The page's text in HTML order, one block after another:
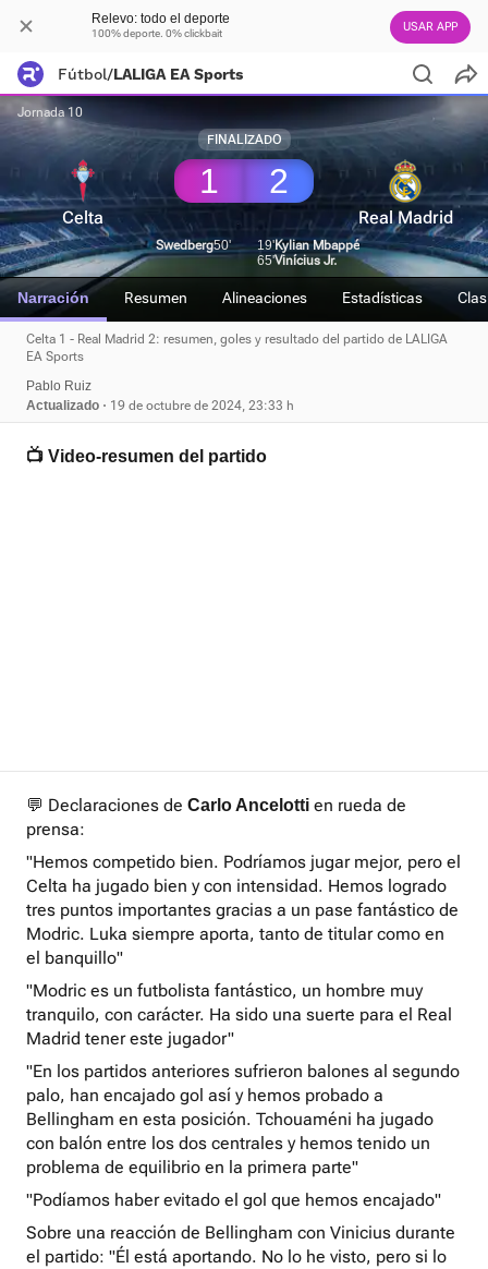
Relevo: todo el deporte
100% deporte. 0% clickbait USAR APP
Fútbol/LALIGA EA Sports
Jornada 10
FINALIZADO
Celta
1 2
Real Madrid
Swedberg50' 19'Kylian Mbappé
65'Vinícius Jr.
Narración Resumen Alineaciones Estadísticas
Celta 1 - Real Madrid 2: resumen, goles y resultado del partido de LALIGA
EA Sports
Pablo Ruiz
Actualizado
19 de octubre de 2024, 23:33 h
📺 Video-resumen del partido
💬 Declaraciones de Carlo Ancelotti en rueda de
prensa:
"Hemos competido bien. Podríamos jugar mejor, pero el
Celta ha jugado bien y con intensidad. Hemos logrado
tres puntos importantes gracias a un pase fantástico de
Modric. Luka siempre aporta, tanto de titular como en
el banquillo"
"Modric es un futbolista fantástico, un hombre muy
tranquilo, con carácter. Ha sido una suerte para el Real
Madrid tener este jugador"
"En los partidos anteriores sufrieron balones al segundo
palo, han encajado gol así y hemos probado a
Bellingham en esta posición. Tchouaméni ha jugado
con balón entre los dos centrales y hemos tenido un
problema de equilibrio en la primera parte"
"Podíamos haber evitado el gol que hemos encajado"
Sobre una reacción de Bellingham con Vinicius durante
el partido: "Él está aportando. No lo he visto, pero si lo